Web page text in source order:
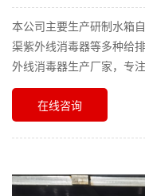
本公司主要生产研制水箱
渠紫外线消毒器等多种给
外线消毒器生产厂家，专
在线咨询